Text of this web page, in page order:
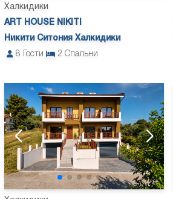
Халкидики
ART HOUSE NIKITI
Никити Ситония Халкидики
8
Гости 2 Спальни